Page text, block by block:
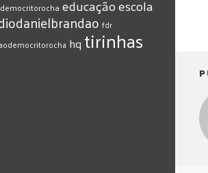
‎educação‎escola
‎fdr
‎hq ‎tirinhas